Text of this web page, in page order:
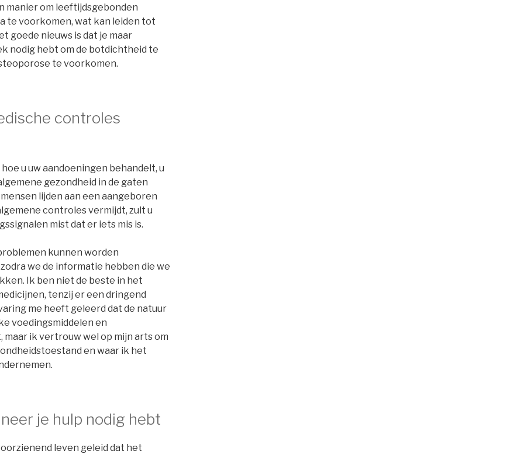
manier om leeftijdsgebonden
te voorkomen, wat kan leiden tot
goede nieuws is dat je maar
nodig hebt om de botdichtheid te
te voorkomen.
controles
u uw aandoeningen behandelt, u
gezondheid in de gaten
lijden aan een aangeboren
controles vermijdt, zult u
mist dat er iets mis is.
kunnen worden
we de informatie hebben die we
Ik ben niet de beste in het
tenzij er een dringend
me heeft geleerd dat de natuur
voedingsmiddelen en
ik vertrouw wel op mijn arts om
en waar ik het
je hulp nodig hebt
leven geleid dat het